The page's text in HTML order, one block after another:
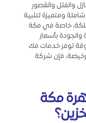
والفلل والقصور
ومتميزة لتلبية
خاصة في مكة
بأسعار
توفر خدمات فك
رخيصة، فإن شركة
مكة